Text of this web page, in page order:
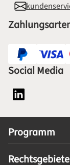
Social Media
Social Media
Programm
Rechtsgebiete